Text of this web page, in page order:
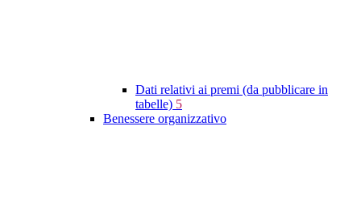
Dati relativi ai premi (da pubblicare in
tabelle) 5
Benessere organizzativo